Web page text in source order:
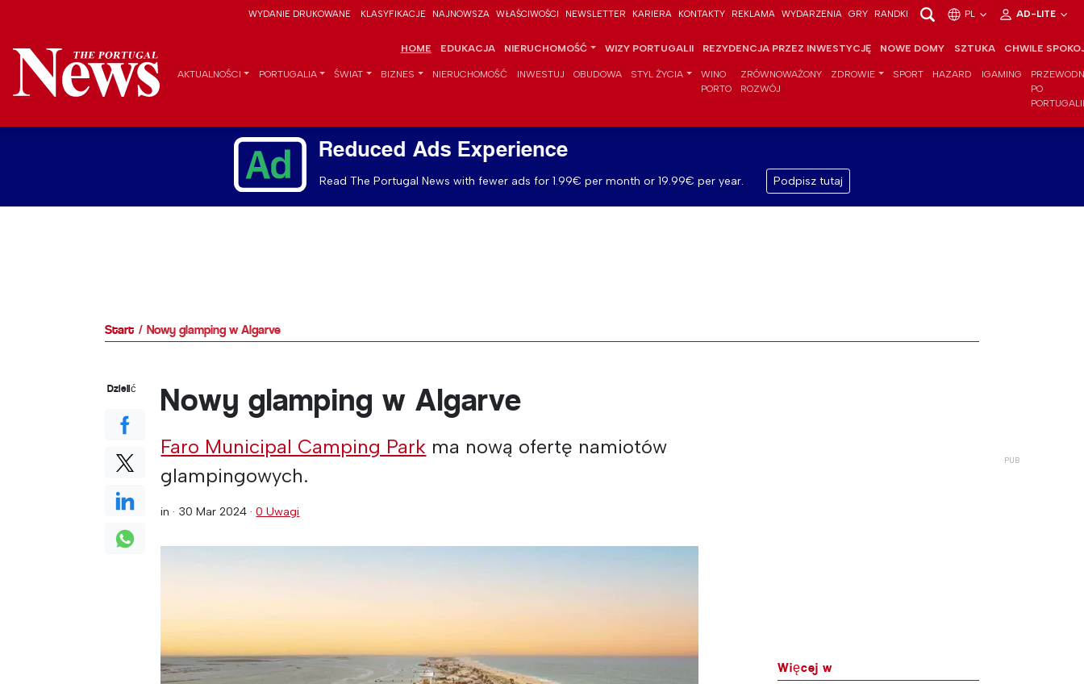
WYDANIE DRUKOWANE KLASYFIKACJE NAJNOWSZA WŁAŚCIWOŚCI NEWSLETTER KARIERA KONTAKTY REKLAMA WYDARZENIA GRY RANDKI PL AD-LITE
HOME EDUKACJA NIERUCHOMOŚĆ WIZY PORTUGALII REZYDENCJA PRZEZ INWESTYCJĘ NOWE DOMY SZTUKA CHWILE
AKTUALNOŚCI PORTUGALIA ŚWIAT BIZNES NIERUCHOMOŚĆ INWESTUJ OBUDOWA STYL ŻYCIA
WINO
PORTO
ZRÓWNOWAŻONY
ROZWÓJ
ZDROWIE SPORT HAZARD IGAMING
PO
PORTUGALII
Reduced Ads Experience
Read The Portugal News with fewer ads for 1.99€ per month or 19.99€ per year. Podpisz tutaj
Start Nowy glamping w Algarve
Nowy glamping w Algarve
Faro Municipal Camping Park ma nową ofertę namiotów
glampingowych.
in · 30 Mar 2024 ·0 Uwagi
Dzielić
Więcej w